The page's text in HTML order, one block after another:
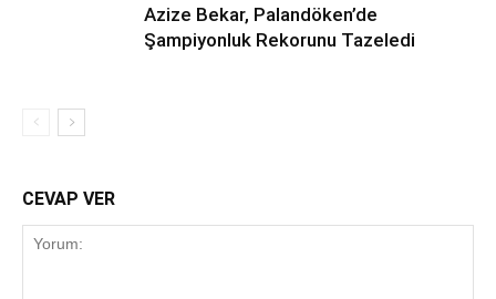
Azize Bekar, Palandöken’de
Şampiyonluk Rekorunu Tazeledi
CEVAP VER